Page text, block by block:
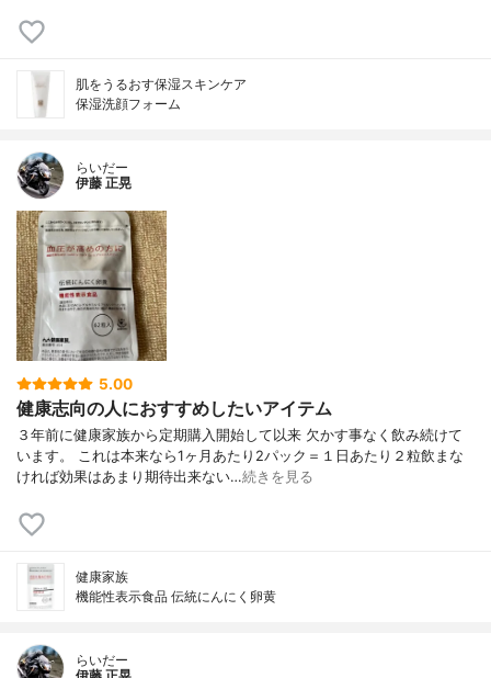
肌をうるおす保湿スキンケア
保湿洗顔フォーム
らいだー
伊藤 正晃
5.00
健康志向の人におすすめしたいアイテム
３年前に健康家族から定期購入開始して以来 欠かす事なく飲み続けて
います。 これは本来なら1ヶ月あたり2パック＝１日あたり２粒飲まな
ければ効果はあまり期待出来ない…続きを見る
健康家族
機能性表示食品 伝統にんにく卵黄
らいだー